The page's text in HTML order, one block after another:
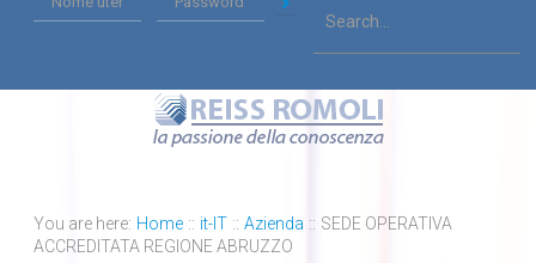
You are here: Home :: it-IT :: Azienda :: SEDE OPERATIVA
ACCREDITATA REGIONE ABRUZZO